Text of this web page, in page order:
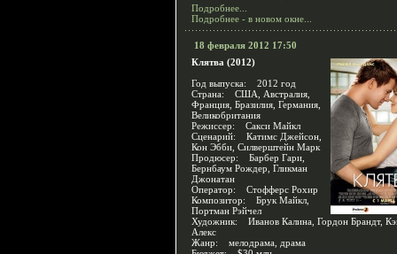
Подробнее...
Подробнее - в новом окне...
18 февраля 2012 17:50
Клятва (2012)
Год выпуска: 2012 год
Страна: США, Австралия,
Франция, Бразилия, Германия,
Великобритания
Режиссер: Сакси Майкл
Сценарий: Катимс Джейсон,
Кон Эбби, Силверштейн Марк
Продюсер: Барбер Гари,
Бернбаум Рождер, Гликман
Джонатан
Оператор: Стофферс Рохир
Композитор: Брук Майкл,
Портман Рэйчел
Художник: Иванов Калина, Гордон Брандт,
Алекс
Жанр: мелодрама, драма